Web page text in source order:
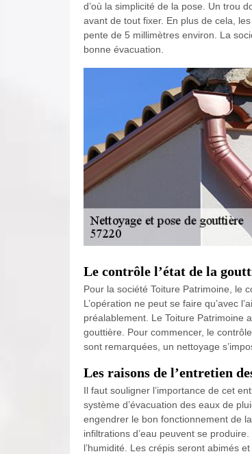
d’où la simplicité de la pose. Un trou
avant de tout fixer. En plus de cela,
pente de 5 millimètres environ. La
bonne évacuation.
Le contrôle l’état de la
Pour la société Toiture Patrimoine, le
L’opération ne peut se faire qu’avec
préalablement. Le Toiture Patrimoine
gouttière. Pour commencer, le
sont remarquées, un nettoyage
Les raisons de l’entretien
Il faut souligner l’importance de cet
système d’évacuation des eaux de
engendrer le bon fonctionnement de
infiltrations d’eau peuvent se
l’humidité. Les crépis seront abimés